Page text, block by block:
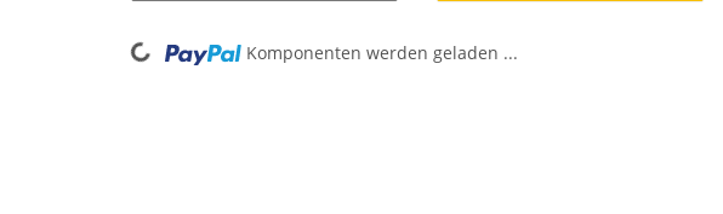
Loading... Komponenten werden geladen ...